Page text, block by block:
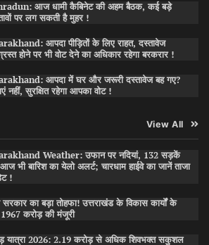
आज धामी कैबिनेट की अहम बैठक, कई बड़े
पर लग सकती है मुहर !
आपदा पीड़ितों के लिए राहत, दस्तावेज
होने पर भी वोट देने का अधिकार रहेगा बरकरार !
आपदा में घर और जरूरी दस्तावेज बह गए?
नहीं, सुरक्षित रहेगा आपका वोट !
View All
Weather: उफान पर नदियां, 132 सड़कें
भी बारिश का येलो अलर्ट; चारधाम हाईवे का जानें ताजा
!
सरकार का बड़ा तोहफा! उत्तराखंड के विकास कार्यों के
करोड़ की मंजूरी
यात्रा 2026: 2.19 करोड़ से अधिक शिवभक्त सकुशल